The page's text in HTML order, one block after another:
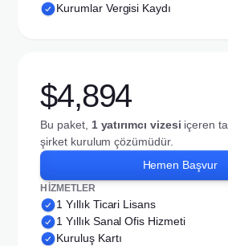
Kurumlar Vergisi Kaydı
$4,894
Bu paket, 1 yatırımcı vizesi içeren
şirket kurulum çözümüdür.
Hemen Başvur
HİZMETLER
1 Yıllık Ticari Lisans
1 Yıllık Sanal Ofis Hizmeti
Kuruluş Kartı